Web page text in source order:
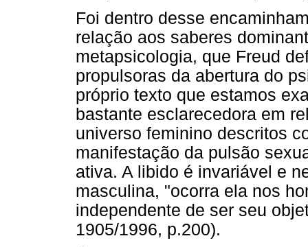
Foi dentro desse
relação aos saberes
metapsicologia, que Freud
propulsoras da abertura do
próprio texto que estamos
bastante esclarecedora em
universo feminino descritos
manifestação da pulsão
ativa. A libido é invariável e
masculina, "ocorra ela nos
independente de ser seu
1905/1996, p.200).